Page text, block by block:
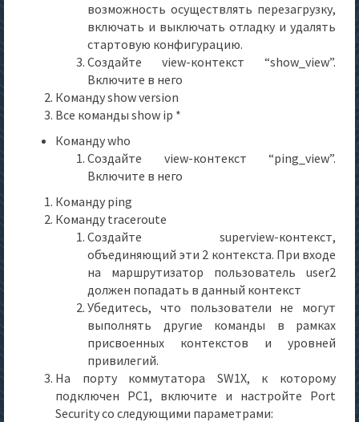
возможность осуществлять перезагрузку,
включать и выключать отладку и удалять
стартовую конфигурацию.
Создайте view-контекст “show_view”.
Включите в него
Команду show version
Все команды show ip *
Команду who
Создайте view-контекст “ping_view”.
Включите в него
Команду ping
Команду traceroute
Создайте superview-контекст,
объединяющий эти 2 контекста. При входе
на маршрутизатор пользователь user2
должен попадать в данный контекст
Убедитесь, что пользователи не могут
выполнять другие команды в рамках
присвоенных контекстов и уровней
привилегий.
На порту коммутатора SW1X, к которому
подключен PC1, включите и настройте Port
Security со следующими параметрами: